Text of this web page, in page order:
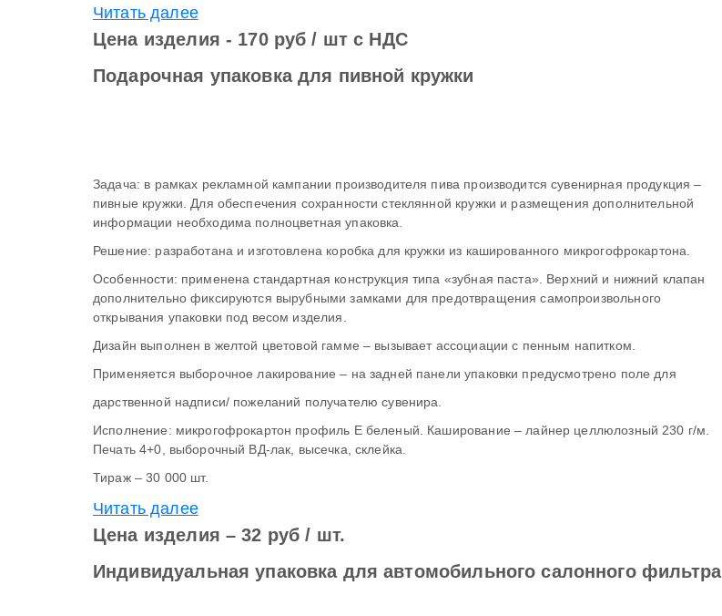
Читать далее
Цена изделия - 170 руб / шт с НДС
Подарочная упаковка для пивной кружки
Задача: в рамках рекламной кампании производителя пива производится сувенирная продукция –
пивные кружки. Для обеспечения сохранности стеклянной кружки и размещения дополнительной
информации необходима полноцветная упаковка.
Решение: разработана и изготовлена коробка для кружки из кашированного микрогофрокартона.
Особенности: применена стандартная конструкция типа «зубная паста». Верхний и нижний клапан
дополнительно фиксируются вырубными замками для предотвращения самопроизвольного
открывания упаковки под весом изделия.
Дизайн выполнен в желтой цветовой гамме – вызывает ассоциации с пенным напитком.
Применяется выборочное лакирование – на задней панели упаковки предусмотрено поле для
дарственной надписи/ пожеланий получателю сувенира.
Исполнение: микрогофрокартон профиль Е беленый. Каширование – лайнер целлюлозный 230 г/м.
Печать 4+0, выборочный ВД-лак, высечка, склейка.
Тираж – 30 000 шт.
Читать далее
Цена изделия – 32 руб / шт.
Индивидуальная упаковка для автомобильного салонного фильтра